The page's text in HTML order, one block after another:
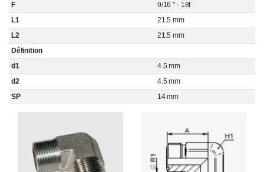
F
9/16 " - 18f
L1
21.5 mm
L2
21.5 mm
Définition
d1
4.5 mm
d2
4.5 mm
SP
14 mm